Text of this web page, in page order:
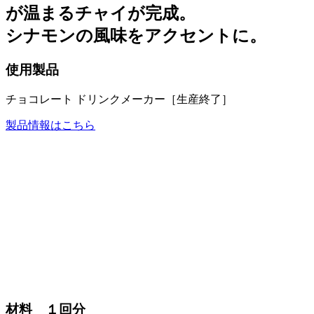
が温まるチャイが完成。
シナモンの風味をアクセントに。
使用製品
チョコレート ドリンクメーカー［生産終了］
製品情報はこちら
材料 １回分